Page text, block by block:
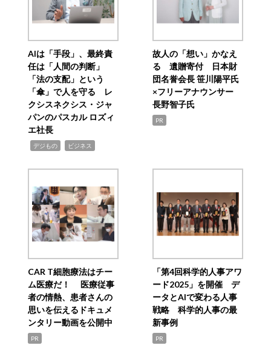
AIは「手段」、最終責
任は「人間の判断」
「法の支配」という
「傘」で人を守る レ
クシスネクシス・ジャ
パンのパスカル ロズィ
エ社長
デジもの ビジネス
故人の「想い」かなえ
る 遺贈寄付 日本財
団名誉会長 笹川陽平氏
×フリーアナウンサー
長野智子氏
PR
CAR T細胞療法はチー
ム医療だ！ 医療従事
者の情熱、患者さんの
思いを伝えるドキュメ
ンタリー動画を公開中
PR
「第4回科学的人事アワ
ード2025」を開催 デ
ータとAIで変わる人事
戦略 科学的人事の最
新事例
PR